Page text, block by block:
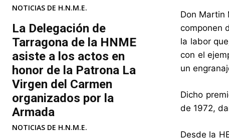
NOTICIAS DE H.N.M.E.
La Delegación de
Tarragona de la HNME
asiste a los actos en
honor de la Patrona La
Virgen del Carmen
organizados por la
Armada
NOTICIAS DE H.N.M.E.
Don Martin
componen
la labor
con el
un
Dicho
de 1972,
Desde la